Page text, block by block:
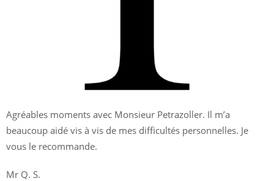
Agréables moments avec Monsieur Petrazoller. Il m’a
beaucoup aidé vis à vis de mes difficultés personnelles. Je
vous le recommande.
Mr Q. S.